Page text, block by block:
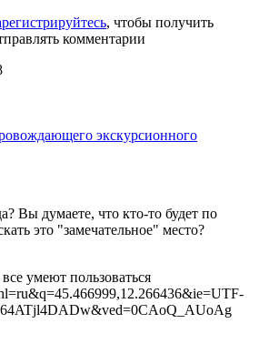
, чтобы получить
комментарии
экскурсионного
Вы думаете, что кто-то будет по
это "замечательное" место?
умеют пользоваться